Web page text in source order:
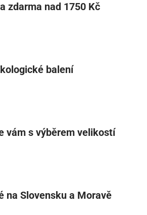
zdarma nad 1750 Kč
balení
vám s výběrem velikostí
na Slovensku a Moravě